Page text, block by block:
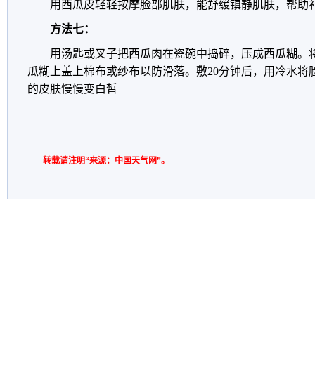
用西瓜皮轻轻按摩脸部肌肤，能舒缓镇静肌肤，帮助
方法七：
用汤匙或叉子把西瓜肉在瓷碗中捣碎，压成西瓜糊。
瓜糊上盖上棉布或纱布以防滑落。敷20分钟后，用冷水将
的皮肤慢慢变白皙
转载请注明“来源：中国天气网”。